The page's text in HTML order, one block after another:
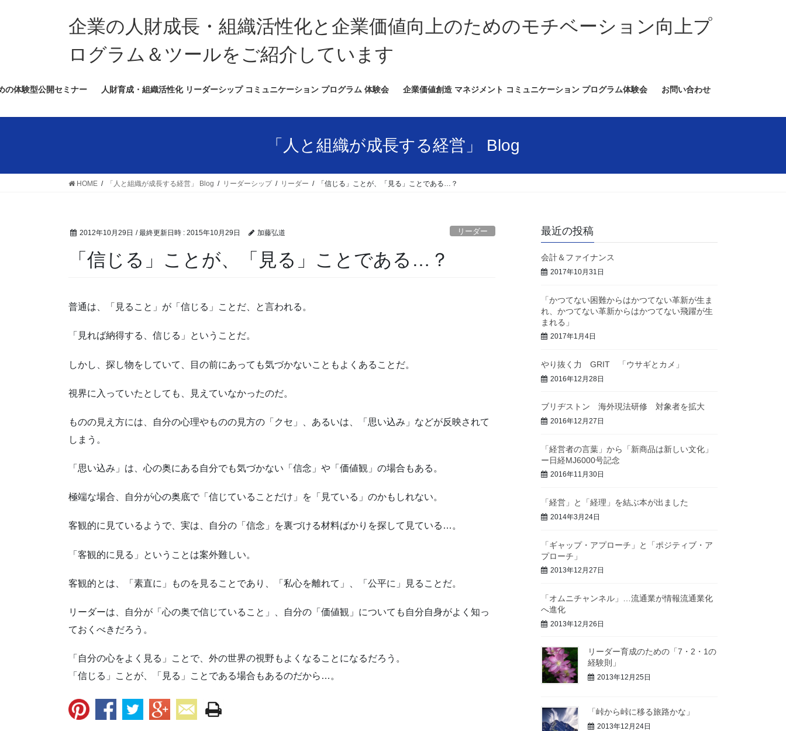
ス
ッ
ン
移
企業の人財成長・組織活性化と企業価値向上のためのモチベーション向上プ
ログラム＆ツールをご紹介しています
の体験型公開セミナー 人財育成・組織活性化 リーダーシップ コミュニケーション プログラム 体験会 企業価値創造 マネジメント コミュニケーション プログラム体験会 お問い合わせ
「人と組織が成長する経営」 Blog
HOME 「人と組織が成長する経営」 Blog リーダーシップ リーダー 「信じる」ことが、「見る」ことである…？
2012年10月29日 / 最終更新日時 : 2015年10月29日 加藤弘道 リーダー
「信じる」ことが、「見る」ことである…？
普通は、「見ること」が「信じる」ことだ、と言われる。
「見れば納得する、信じる」ということだ。
しかし、探し物をしていて、目の前にあっても気づかないこともよくあることだ。
視界に入っていたとしても、見えていなかったのだ。
ものの見え方には、自分の心理やものの見方の「クセ」、あるいは、「思い込み」などが反映されて
しまう。
「思い込み」は、心の奥にある自分でも気づかない「信念」や「価値観」の場合もある。
極端な場合、自分が心の奥底で「信じていることだけ」を「見ている」のかもしれない。
客観的に見ているようで、実は、自分の「信念」を裏づける材料ばかりを探して見ている…。
「客観的に見る」ということは案外難しい。
客観的とは、「素直に」ものを見ることであり、「私心を離れて」、「公平に」見ることだ。
リーダーは、自分が「心の奥で信じていること」、自分の「価値観」についても自分自身がよく知っ
ておくべきだろう。
「自分の心をよく見る」ことで、外の世界の視野もよくなることになるだろう。
「信じる」ことが、「見る」ことである場合もあるのだから…。
最近の投稿
会計＆ファイナンス
2017年10月31日
「かつてない困難からはかつてない革新が生ま
れ、かつてない革新からはかつてない飛躍が生
まれる」
2017年1月4日
やり抜く力 GRIT 「ウサギとカメ」
2016年12月28日
ブリヂストン 海外現法研修 対象者を拡大
2016年12月27日
「経営者の言葉」から「新商品は新しい文化」
ー日経MJ6000号記念
2016年11月30日
「経営」と「経理」を結ぶ本が出ました
2014年3月24日
「ギャップ・アプローチ」と「ポジティブ・ア
プローチ」
2013年12月27日
「オムニチャンネル」…流通業が情報流通業化
へ進化
2013年12月26日
リーダー育成のための「7・2・1の
経験則」
2013年12月25日
「峠から峠に移る旅路かな」
2013年12月24日